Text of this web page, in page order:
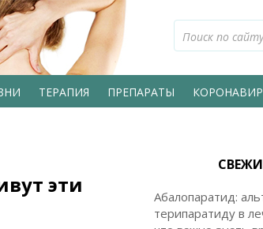
ТЕРАПИЯ ПРЕПАРАТЫ
эти
Абалопаратид:
терипаратиду в